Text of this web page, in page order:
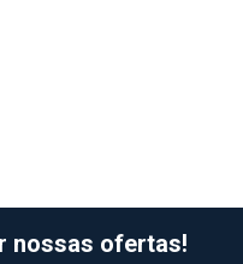
nossas ofertas!